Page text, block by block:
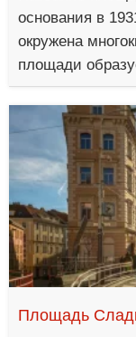
основания в
окружена
площади
Площадь